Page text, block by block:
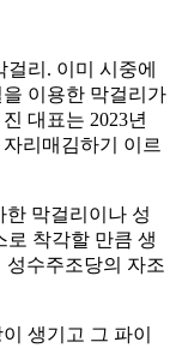
리. 이미 시중에
이용한 막걸리가
대표는 2023년
리매김하기 이르
막걸리이나 성
착각할 만큼 생
성수주조당의 자조
생기고 그 파이